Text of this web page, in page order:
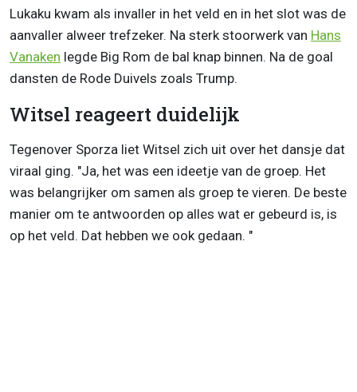
Lukaku kwam als invaller in het veld en in het slot was de
aanvaller alweer trefzeker. Na sterk stoorwerk van Hans
Vanaken legde Big Rom de bal knap binnen. Na de goal
dansten de Rode Duivels zoals Trump.
Witsel reageert duidelijk
Tegenover Sporza liet Witsel zich uit over het dansje dat
viraal ging. "Ja, het was een ideetje van de groep. Het
was belangrijker om samen als groep te vieren. De beste
manier om te antwoorden op alles wat er gebeurd is, is
op het veld. Dat hebben we ook gedaan. "